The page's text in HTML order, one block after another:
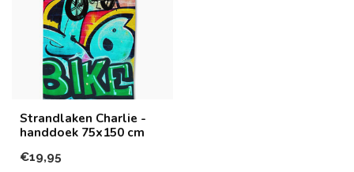
Strandlaken Charlie -
handdoek 75x150 cm
€19,95